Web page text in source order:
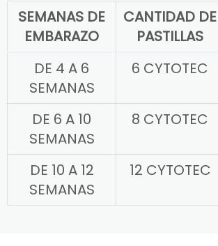
SEMANAS DE
EMBARAZO
CANTIDAD DE
PASTILLAS
DE 4 A 6
SEMANAS
6 CYTOTEC
DE 6 A 10
SEMANAS
8 CYTOTEC
DE 10 A 12
SEMANAS
12 CYTOTEC